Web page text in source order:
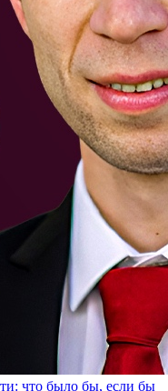
что было бы, если бы